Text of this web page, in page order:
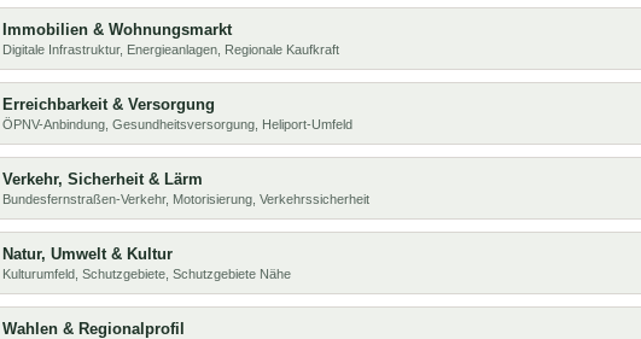
Immobilien & Wohnungsmarkt
Digitale Infrastruktur, Energieanlagen, Regionale Kaufkraft
Erreichbarkeit & Versorgung
ÖPNV-Anbindung, Gesundheitsversorgung, Heliport-Umfeld
Verkehr, Sicherheit & Lärm
Bundesfernstraßen-Verkehr, Motorisierung, Verkehrssicherheit
Natur, Umwelt & Kultur
Kulturumfeld, Schutzgebiete, Schutzgebiete Nähe
Wahlen & Regionalprofil